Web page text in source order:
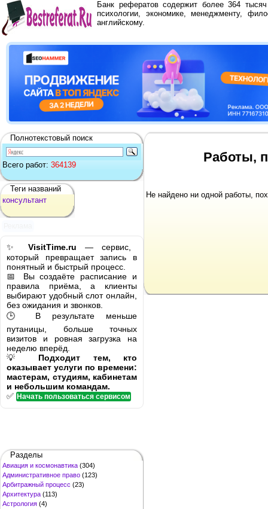
Банк рефератов содержит более 364
психологии, экономике, менеджменту,
английскому.
Полнотекстовый поиск
Всего работ: 364139
Теги названий
консультант
✨ VisitTime.ru — сервис,
который превращает запись в
понятный и быстрый процесс.
📅 Вы создаёте расписание и
правила приёма, а клиенты
выбирают удобный слот онлайн,
без ожидания и звонков.
🕒 В результате меньше
путаницы, больше точных
визитов и ровная загрузка на
неделю вперёд.
💡 Подходит тем, кто
оказывает услуги по времени:
мастерам, студиям, кабинетам
и небольшим командам.
✅ Начать пользоваться сервисом
Разделы
Авиация и космонавтика (304)
Административное право (123)
Арбитражный процесс (23)
Архитектура (113)
Астрология (4)
Работы,
Не найдено ни одной работы,